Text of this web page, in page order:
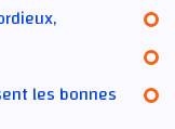
les bonnes